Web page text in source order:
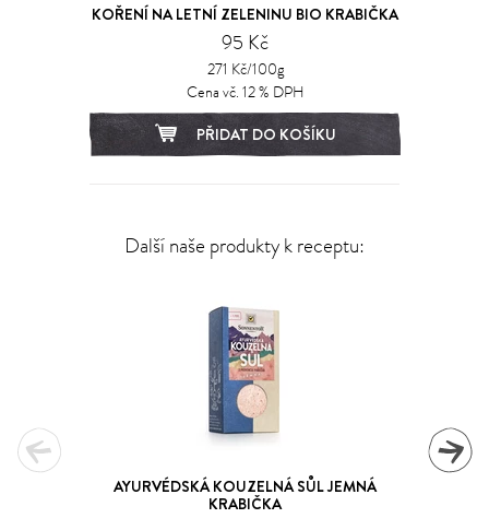
KOŘENÍ NA LETNÍ ZELENINU BIO KRABIČKA
95 Kč
271 Kč/100g
Cena vč. 12 % DPH
PŘIDAT DO KOŠÍKU
Další naše produkty k receptu:
AYURVÉDSKÁ KOUZELNÁ SŮL JEMNÁ
KRABIČKA